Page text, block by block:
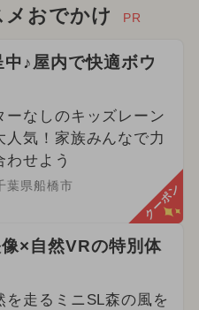
おでかけ PR
♪屋内で快適ボウ
ーなしのキッズレーン
人気！家族みんなで力
わせよう
葉県船橋市 クーポン
×自然VRの特別体
を走るミニSL森の風を